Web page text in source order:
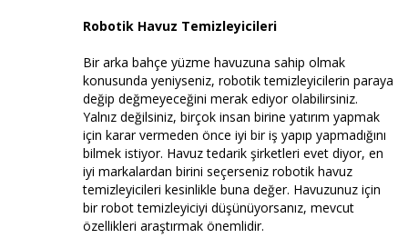
Robotik Havuz Temizleyicileri
Bir arka bahçe yüzme havuzuna sahip olmak
konusunda yeniyseniz, robotik temizleyicilerin paraya
değip değmeyeceğini merak ediyor olabilirsiniz.
Yalnız değilsiniz, birçok insan birine yatırım yapmak
için karar vermeden önce iyi bir iş yapıp yapmadığını
bilmek istiyor. Havuz tedarik şirketleri evet diyor, en
iyi markalardan birini seçerseniz robotik havuz
temizleyicileri kesinlikle buna değer. Havuzunuz için
bir robot temizleyiciyi düşünüyorsanız, mevcut
özellikleri araştırmak önemlidir.